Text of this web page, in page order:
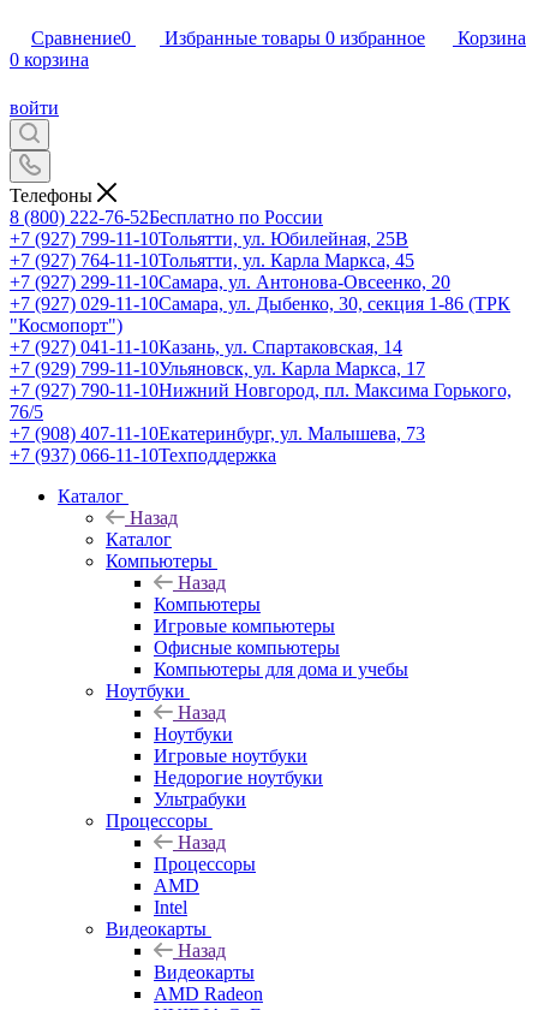
Сравнение0 Избранные товары 0 избранное
Корзина
0 корзина
войти
Телефоны
8 (800) 222-76-52Бесплатно по России
+7 (927) 799-11-10Тольятти, ул. Юбилейная, 25В
+7 (927) 764-11-10Тольятти, ул. Карла Маркса, 45
+7 (927) 299-11-10Самара, ул. Антонова-Овсеенко, 20
+7 (927) 029-11-10Самара, ул. Дыбенко, 30, секция 1-86 (ТРК
"Космопорт")
+7 (927) 041-11-10Казань, ул. Спартаковская, 14
+7 (929) 799-11-10Ульяновск, ул. Карла Маркса, 17
+7 (927) 790-11-10Нижний Новгород, пл. Максима Горького,
76/5
+7 (908) 407-11-10Екатеринбург, ул. Малышева, 73
+7 (937) 066-11-10Техподдержка
Каталог
Назад
Каталог
Компьютеры
Назад
Компьютеры
Игровые компьютеры
Офисные компьютеры
Компьютеры для дома и учебы
Ноутбуки
Назад
Ноутбуки
Игровые ноутбуки
Недорогие ноутбуки
Ультрабуки
Процессоры
Назад
Процессоры
AMD
Intel
Видеокарты
Назад
Видеокарты
AMD Radeon